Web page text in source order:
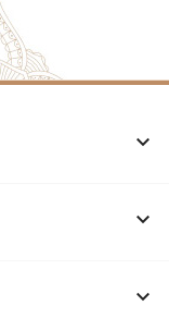


